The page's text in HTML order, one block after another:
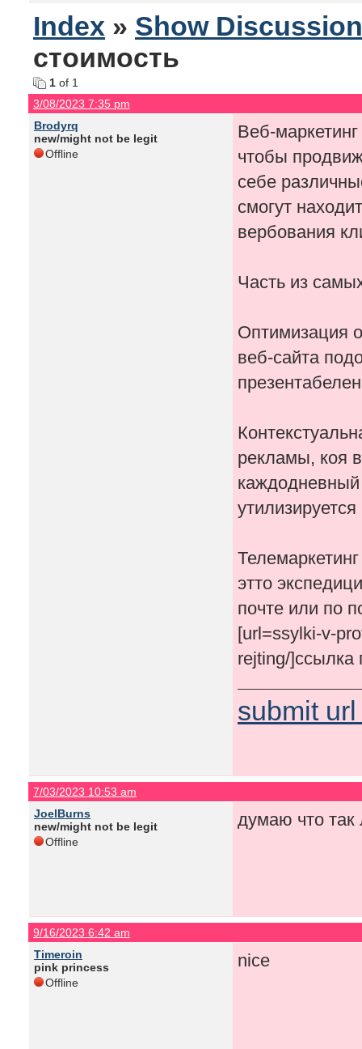
Index » Show
стоимость
1 of 1
3/08/2023 7:35 pm
Brodyrq
new/might not be legit
Offline
Веб-
чтобы
себе
смогут
вербования
Часть из
Оптимизация
веб-сайта
рекламы, коя
этто
почте или по
[url=ssylki-v-
rejting/]ссылка
submit
7/03/2023 10:53 am
JoelBurns
new/might not be legit
Offline
думаю что так
9/16/2023 6:42 am
Timeroin
pink princess
Offline
nice